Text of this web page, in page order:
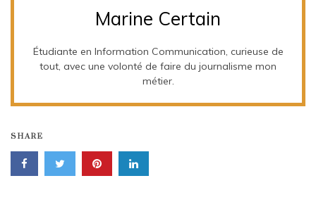
Marine Certain
Étudiante en Information Communication, curieuse de
tout, avec une volonté de faire du journalisme mon
métier.
SHARE